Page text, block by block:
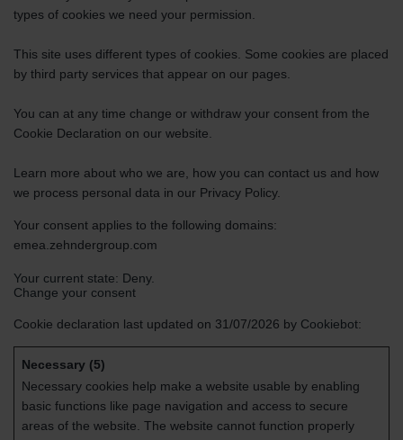
types of cookies we need your permission.
This site uses different types of cookies. Some cookies are placed
by third party services that appear on our pages.
You can at any time change or withdraw your consent from the
Cookie Declaration on our website.
Learn more about who we are, how you can contact us and how
we process personal data in our Privacy Policy.
Your consent applies to the following domains:
emea.zehndergroup.com
Your current state: Deny.
Change your consent
Cookie declaration last updated on 31/07/2026 by Cookiebot:
Necessary (5)
Necessary cookies help make a website usable by enabling
basic functions like page navigation and access to secure
areas of the website. The website cannot function properly